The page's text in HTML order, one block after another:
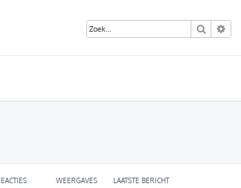
Zoek
WEERGAVES LAATSTE BERICHT